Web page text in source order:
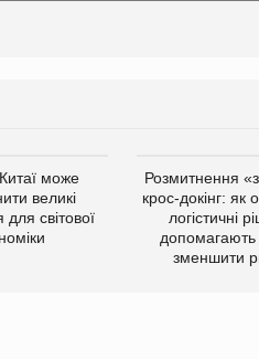
може
великі
для світової
Розмитнення «з
крос-докінг: як
логістичні
допомагають
зменшити